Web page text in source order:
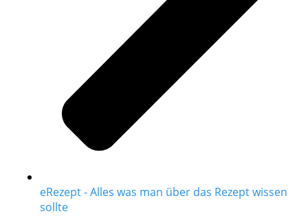
eRezept - Alles was man über das Rezept wissen
sollte